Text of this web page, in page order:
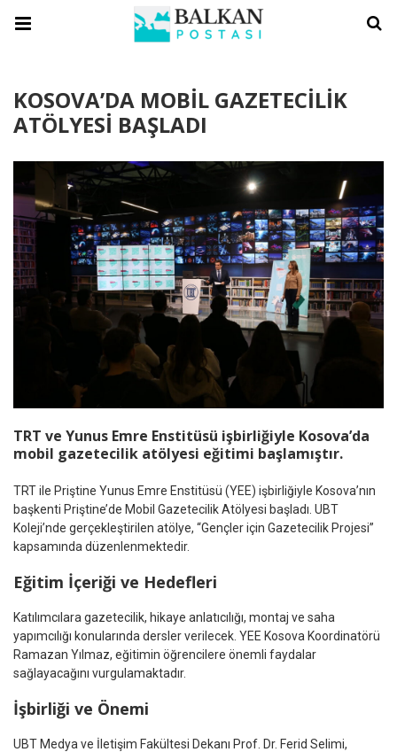
KOSOVA’DA MOBİL GAZETECİLİK
ATÖLYESİ BAŞLADI
TRT ve Yunus Emre Enstitüsü işbirliğiyle Kosova’da
mobil gazetecilik atölyesi eğitimi başlamıştır.
TRT ile Priştine Yunus Emre Enstitüsü (YEE) işbirliğiyle Kosova’nın
başkenti Priştine’de Mobil Gazetecilik Atölyesi başladı. UBT
Koleji’nde gerçekleştirilen atölye, “Gençler için Gazetecilik Projesi”
kapsamında düzenlenmektedir.
Eğitim İçeriği ve Hedefleri
Katılımcılara gazetecilik, hikaye anlatıcılığı, montaj ve saha
yapımcılığı konularında dersler verilecek. YEE Kosova Koordinatörü
Ramazan Yılmaz, eğitimin öğrencilere önemli faydalar
sağlayacağını vurgulamaktadır.
İşbirliği ve Önemi
UBT Medya ve İletişim Fakültesi Dekanı Prof. Dr. Ferid Selimi,